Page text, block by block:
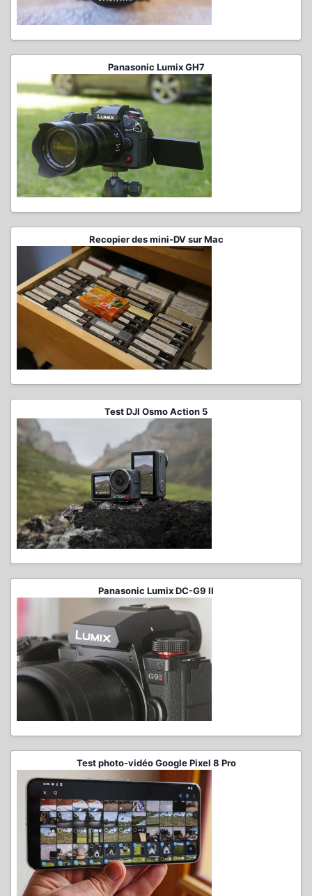
Panasonic Lumix GH7
Recopier des mini-DV sur Mac
Test DJI Osmo Action 5
Panasonic Lumix DC-G9 II
Test photo-vidéo Google Pixel 8 Pro